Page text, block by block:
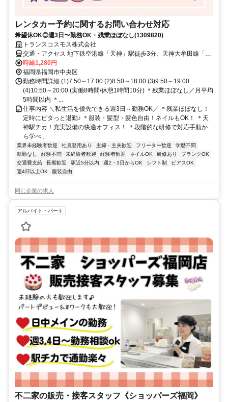
レンタカー予約に関するお問い合わせ対応
希望休OK◎週3日〜勤務OK・残業ほぼなし(1309820)
トランスコスモス株式会社
交通・アクセス 地下鉄空港線「天神」駅徒歩3分、天神大牟田線「西
鉄福岡」駅徒歩5分、地下鉄七隈線「天神南」駅徒歩10分
時給1,280円
福岡県福岡市中央区
勤務時間詳細 (1)7:50～17:00 (2)8:50～18:00 (3)9:50～19:00
(4)10:50～20:00 (実働8時間/休憩1時間10分) ＊残業ほぼなし／月平均
5時間以内 ＊...
仕事内容 ＼私生活を優先できる週3日～勤務OK／ ＊残業ほぼなし！
定時にピタっと退勤♪ ＊服装・髪型・髪色自由！ネイルもOK！ ＊天
神駅チカ！充実設備の快適オフィス！ ＊段階的な研修で対応手順か
ら学べ...
業界未経験者歓迎 社員登用あり 主婦・主夫歓迎 フリーター歓迎
学歴不問
転勤なし
経験不問 未経験者歓迎 経験者歓迎 ネイルOK 研修あり
ブランクOK
交通費支給
長期歓迎 駅近5分以内 週2・3日からOK シフト制
ピアスOK
週4日以上OK
服装自由
同じ企業の求人
アルバイト・パート
不二家の販売・接客スタッフ《ショッパーズ福岡》